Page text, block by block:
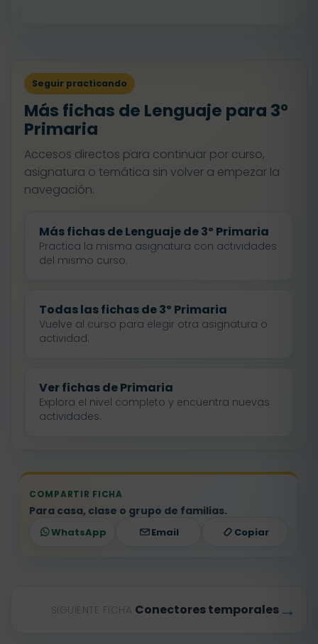
Seguir practicando
Más fichas de Lenguaje para 3º
Primaria
Accesos directos para continuar por curso,
asignatura o temática sin volver a empezar la
navegación.
Más fichas de Lenguaje de 3º Primaria
Practica la misma asignatura con actividades
del mismo curso.
Todas las fichas de 3º Primaria
Vuelve al curso para elegir otra asignatura o
actividad.
Ver fichas de Primaria
Explora el nivel completo y encuentra nuevas
actividades.
COMPARTIR FICHA
Para casa, clase o grupo de familias.
WhatsApp Email Copiar
SIGUIENTE FICHA Conectores temporales →